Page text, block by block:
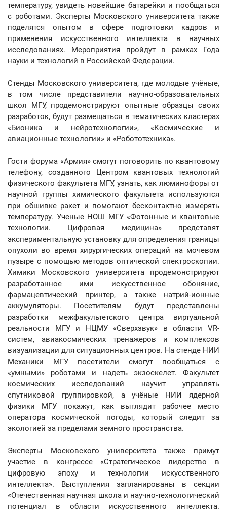
температуру, увидеть новейшие батарейки и пообщаться
с роботами. Эксперты Московского университета также
поделятся опытом в сфере подготовки кадров и
применения искусственного интеллекта в научных
исследованиях. Мероприятия пройдут в рамках Года
науки и технологий в Российской Федерации.
Стенды Московского университета, где молодые учёные,
в том числе представители научно-образовательных
школ МГУ, продемонстрируют опытные образцы своих
разработок, будут размещаться в тематических кластерах
«Бионика и нейротехнологии», «Космические и
авиационные технологии» и «Робототехника».
Гости форума «Армия» смогут поговорить по квантовому
телефону, созданного Центром квантовых технологий
физического факультета МГУ, узнать, как люминофоры от
научной группы химического факультета используются
при обшивке ракет и помогают бесконтактно измерять
температуру. Ученые НОШ МГУ «Фотонные и квантовые
технологии. Цифровая медицина» представят
экспериментальную установку для определения границы
опухоли во время хирургических операций на мочевом
пузыре с помощью методов оптической спектроскопии.
Химики Московского университета продемонстрируют
разработанное ими искусственное обоняние,
фармацевтический принтер, а также натрий-ионные
аккумуляторы. Посетителям будут представлены
разработки межфакультетского центра виртуальной
реальности МГУ и НЦМУ «Сверхзвук» в области VR-
систем, авиакосмических тренажеров и комплексов
визуализации для ситуационных центров. На стенде НИИ
Механики МГУ посетители смогут пообщаться с
«умными» роботами и надеть экзоскелет. Факультет
космических исследований научит управлять
спутниковой группировкой, а учёные НИИ ядерной
физики МГУ покажут, как выглядит рабочее место
оператора космической погоды, который следит за
экологией за пределами земного пространства.
Эксперты Московского университета также примут
участие в конгрессе «Стратегическое лидерство в
цифровую эпоху и технологии искусственного
интеллекта». Выступления запланированы в секции
«Отечественная научная школа и научно-технологический
потенциал в области искусственного интеллекта.